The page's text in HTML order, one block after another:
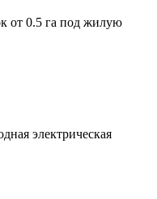
от 0.5 га под жилую
электрическая